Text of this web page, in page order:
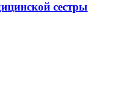
сестры